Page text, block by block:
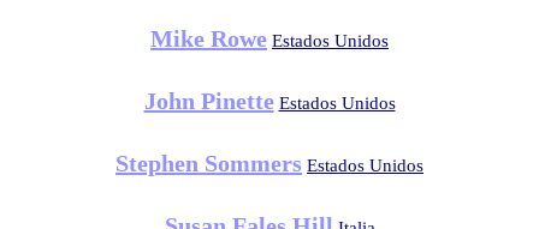
Mike Rowe Estados Unidos
John Pinette Estados Unidos
Stephen Sommers Estados Unidos